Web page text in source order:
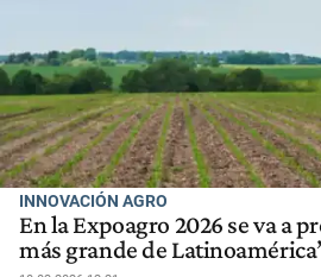
INNOVACIÓN AGRO
En la Expoagro 2026 se va a
más grande de